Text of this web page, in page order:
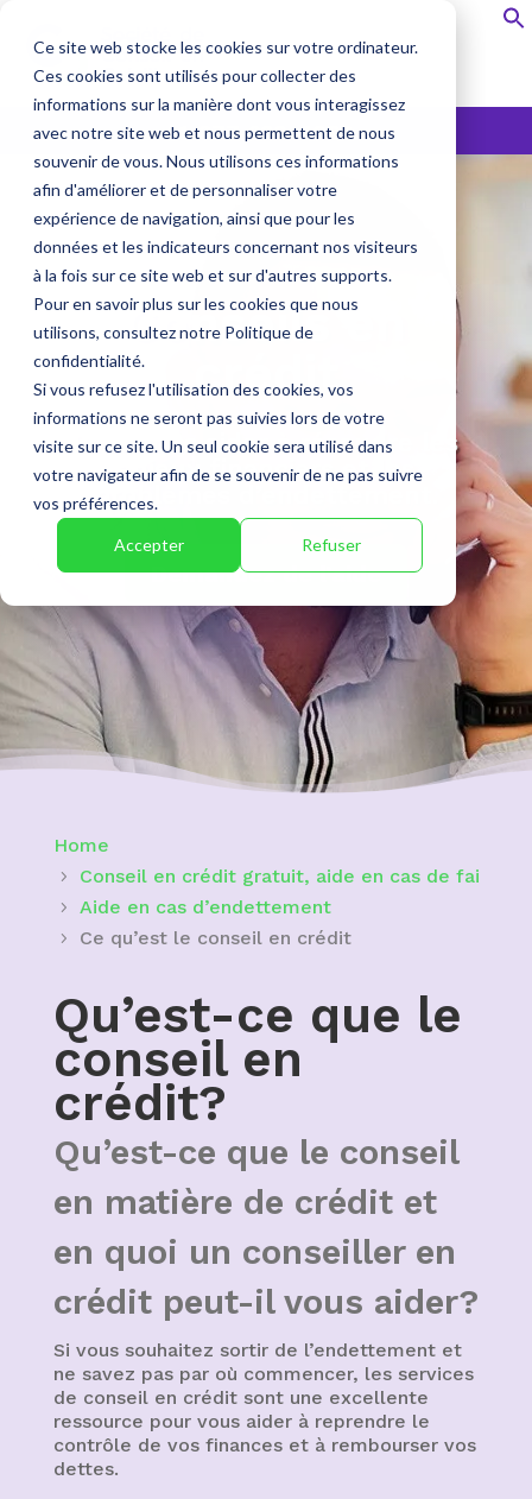
Ce site web stocke les cookies sur votre ordinateur.
Ces cookies sont utilisés pour collecter des
informations sur la manière dont vous interagissez
avec notre site web et nous permettent de nous
souvenir de vous. Nous utilisons ces informations
afin d'améliorer et de personnaliser votre
expérience de navigation, ainsi que pour les
données et les indicateurs concernant nos visiteurs
à la fois sur ce site web et sur d'autres supports.
Pour en savoir plus sur les cookies que nous
utilisons, consultez notre Politique de
confidentialité.
Si vous refusez l'utilisation des cookies, vos
informations ne seront pas suivies lors de votre
visite sur ce site. Un seul cookie sera utilisé dans
votre navigateur afin de se souvenir de ne pas suivre
vos préférences.
Accepter Refuser
1-877-230-4003
Conseils en
crédit
Pour vous aider à résoudre les
enjeux financiers et les
problèmes d’endettement.
Demandez de l’aide
Home
Conseil en crédit gratuit, aide en cas de faillite
Aide en cas d’endettement
Ce qu’est le conseil en crédit
Qu’est-ce que le
conseil en
crédit?
Qu’est-ce que le conseil
en matière de crédit et
en quoi un conseiller en
crédit peut-il vous aider?
Si vous souhaitez sortir de l’endettement et
ne savez pas par où commencer, les services
de conseil en crédit sont une excellente
ressource pour vous aider à reprendre le
contrôle de vos finances et à rembourser vos
dettes.